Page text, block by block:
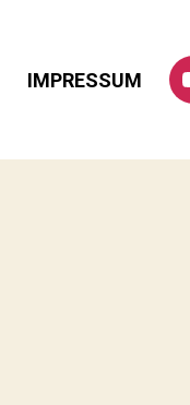
IMPRESSUM